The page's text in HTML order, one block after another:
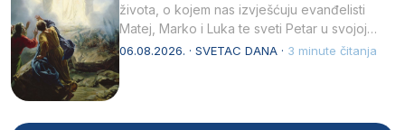
života, o kojem nas izvješćuju evanđelisti
Matej, Marko i Luka te sveti Petar u svojoj
drugoj…
06.08.2026. · SVETAC DANA · 3 minute čitanja